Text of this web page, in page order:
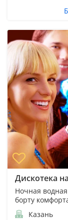
Дискотека
Ночная
борту
Казань